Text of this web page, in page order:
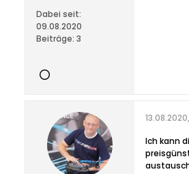
Dabei seit:
09.08.2020
Beiträge: 3
13.08.2020,
Ich kann